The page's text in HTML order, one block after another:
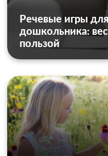
Речевые игры для
дошкольника:
пользой